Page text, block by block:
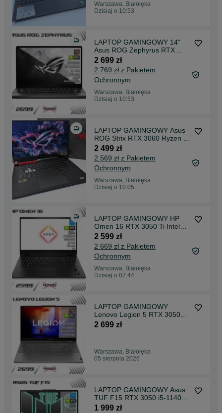
Warszawa, Białołęka
Dzisiaj o 10:53
LAPTOP GAMINGOWY 14"
Asus ROG Zephyrus RTX
3050 Ryzen 7 5800HS 144hz
2 699 zł
2 769 zł z Pakietem
Ochronnym
Warszawa, Białołęka
Dzisiaj o 10:53
LAPTOP GAMINGOWY Asus
ROG Strix RTX 3060 Ryzen 7
4800H 144 hz
2 499 zł
2 569 zł z Pakietem
Ochronnym
Warszawa, Białołęka
Dzisiaj o 10:05
LAPTOP GAMINGOWY HP
Omen 16 RTX 3050 Ti Intel
Core i5-11400H 144 hz
2 599 zł
2 669 zł z Pakietem
Ochronnym
Warszawa, Białołęka
Dzisiaj o 07:44
LAPTOP GAMINGOWY
Lenovo Legion 5 RTX 3050
Ryzen 5 6600H 165 hz
2 699 zł
Warszawa, Białołęka
05 sierpnia 2026
LAPTOP GAMINGOWY Asus
TUF F15 RTX 3050 i5-11400H
144 hz
1 999 zł